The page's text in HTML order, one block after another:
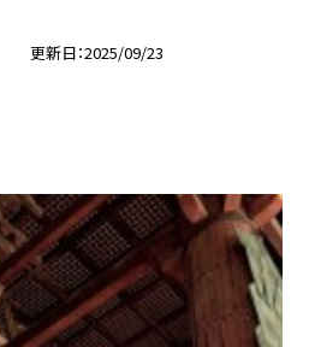
更新日 2025/09/23